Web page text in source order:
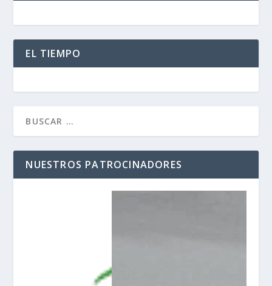
EL TIEMPO
NUESTROS PATROCINADORES